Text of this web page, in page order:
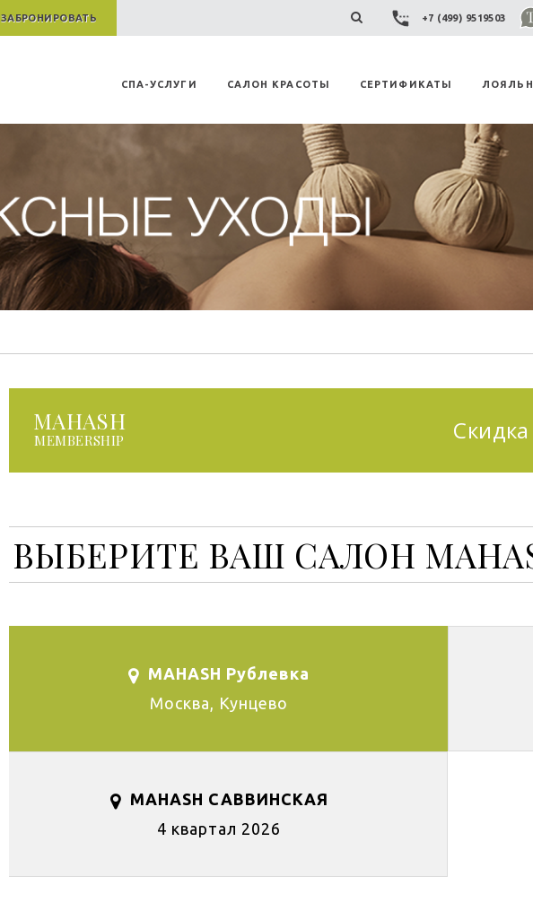
ЗАБРОНИРОВАТЬ +7 (499) 9519503
СПА-УСЛУГИ САЛОН КРАСОТЫ СЕРТИФИКАТЫ
MAHASH
MEMBERSHIP
ВЫБЕРИТЕ ВАШ САЛОН
MAHASH Рублевка
Москва, Кунцево
MAHASH САВВИНСКАЯ
4 квартал 2026